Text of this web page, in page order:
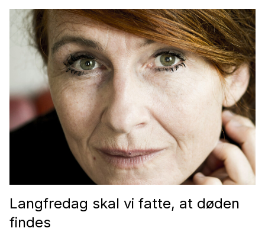
Langfredag skal vi fatte, at døden
findes